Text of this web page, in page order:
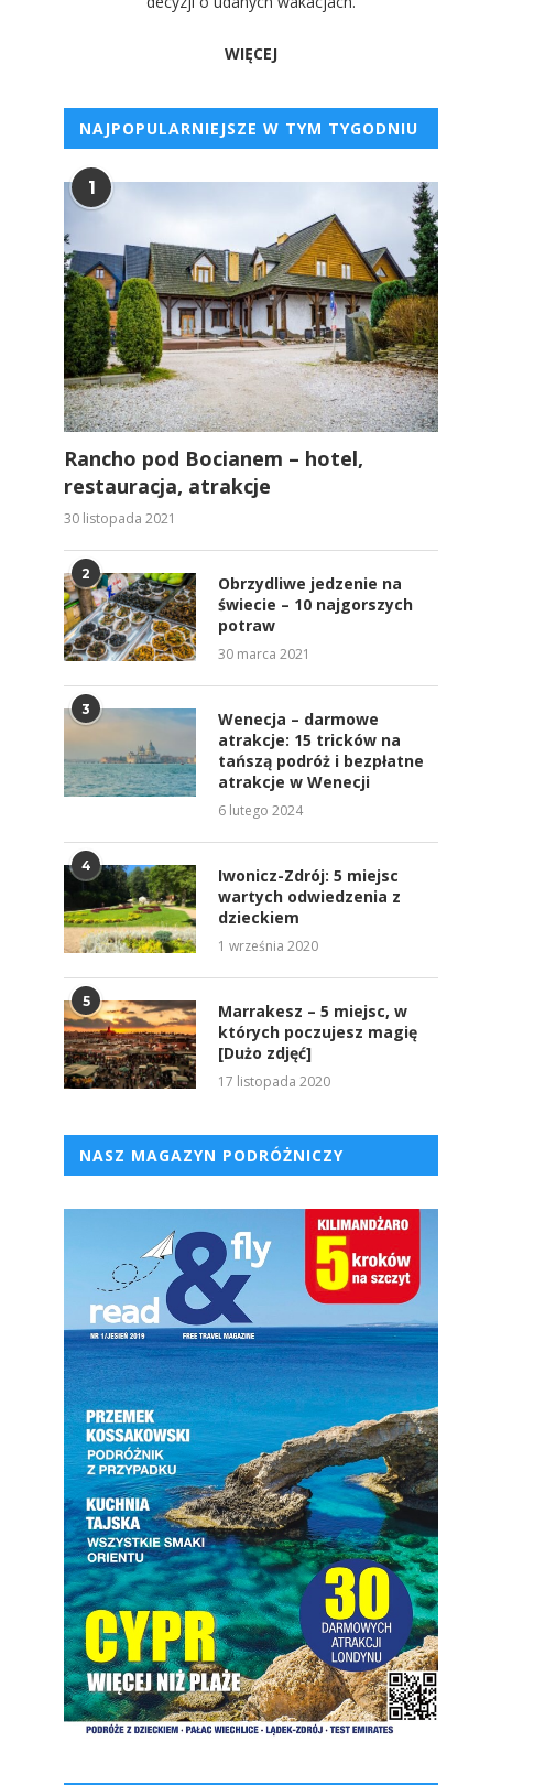
WIĘCEJ
NAJPOPULARNIEJSZE W TYM TYGODNIU
1
Rancho pod Bocianem – hotel,
restauracja, atrakcje
30 listopada 2021
2
Obrzydliwe jedzenie na
świecie – 10 najgorszych
potraw
30 marca 2021
3
Wenecja – darmowe
atrakcje: 15 tricków na
tańszą podróż i bezpłatne
atrakcje w Wenecji
6 lutego 2024
4
Iwonicz-Zdrój: 5 miejsc
wartych odwiedzenia z
dzieckiem
1 września 2020
5
Marrakesz – 5 miejsc, w
których poczujesz magię
[Dużo zdjęć]
17 listopada 2020
NASZ MAGAZYN PODRÓŻNICZY